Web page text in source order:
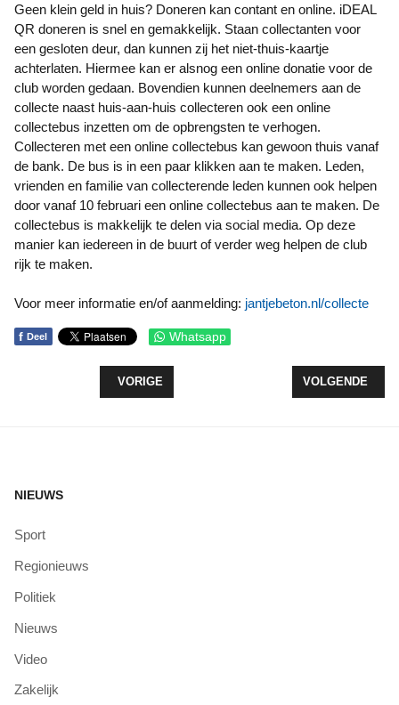
Geen klein geld in huis? Doneren kan contant en online. iDEAL
QR doneren is snel en gemakkelijk. Staan collectanten voor
een gesloten deur, dan kunnen zij het niet-thuis-kaartje
achterlaten. Hiermee kan er alsnog een online donatie voor de
club worden gedaan. Bovendien kunnen deelnemers aan de
collecte naast huis-aan-huis collecteren ook een online
collectebus inzetten om de opbrengsten te verhogen.
Collecteren met een online collectebus kan gewoon thuis vanaf
de bank. De bus is in een paar klikken aan te maken. Leden,
vrienden en familie van collecterende leden kunnen ook helpen
door vanaf 10 februari een online collectebus aan te maken. De
collectebus is makkelijk te delen via social media. Op deze
manier kan iedereen in de buurt of verder weg helpen de club
rijk te maken.
Voor meer informatie en/of aanmelding: jantjebeton.nl/collecte
f Deel Whatsapp
VORIG ARTIKEL: ONDERZOEK OP VAKANTIEPARK
VORIGE VOLGENDE
VOLGENDE
NIEUWS
Sport
Regionieuws
Politiek
Nieuws
Video
Zakelijk